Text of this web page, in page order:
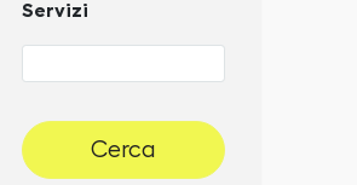
Servizi
Cerca